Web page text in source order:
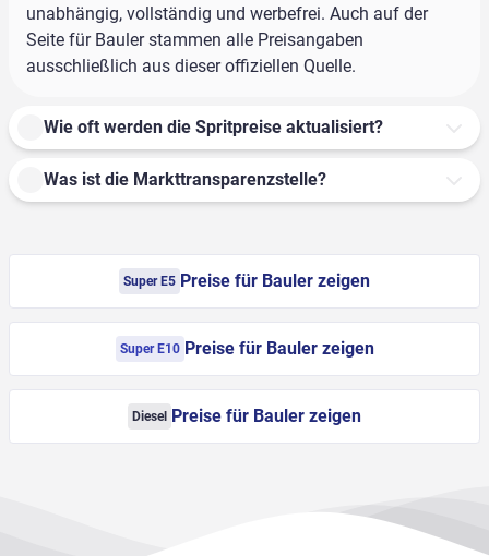
unabhängig, vollständig und werbefrei. Auch auf der
Seite für Bauler stammen alle Preisangaben
ausschließlich aus dieser offiziellen Quelle.
Wie oft werden die Spritpreise aktualisiert?
Was ist die Markttransparenzstelle?
Super E5 Preise für Bauler zeigen
Super E10 Preise für Bauler zeigen
Diesel Preise für Bauler zeigen